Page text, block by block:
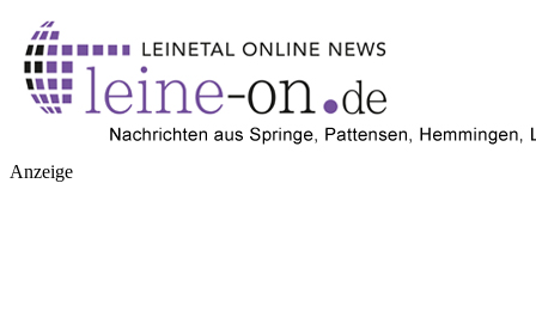
Anzeige